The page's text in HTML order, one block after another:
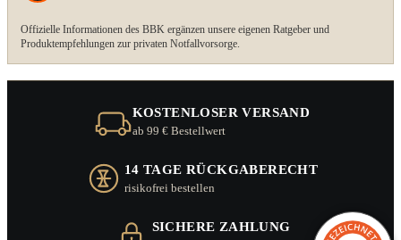
Offizielle Informationen des BBK ergänzen unsere eigenen Ratgeber und
Produktempfehlungen zur privaten Notfallvorsorge.
KOSTENLOSER VERSAND
ab 99 € Bestellwert
14 TAGE RÜCKGABERECHT
risikofrei bestellen
SICHERE ZAHLUNG